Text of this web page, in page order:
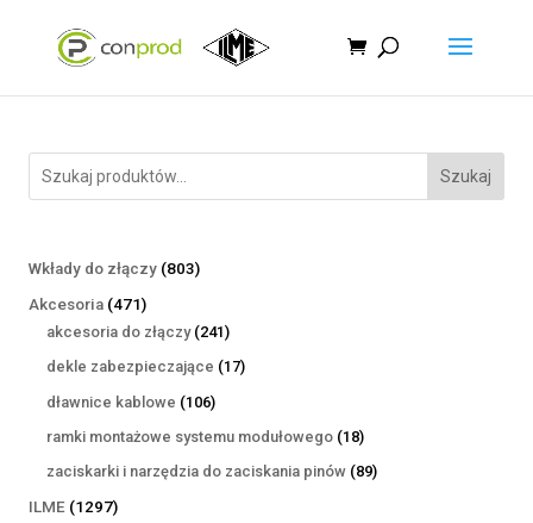
Szukaj
Wkłady do złączy 803803
Akcesoria 471471
produktów
akcesoria do złączy 241241
produktów
dekle zabezpieczające 1717
dławnice kablowe 106106
produktów
ramki montażowe systemu modułowego 1818
produktów
zaciskarki i narzędzia do zaciskania pinów 8989
ILME 12971297